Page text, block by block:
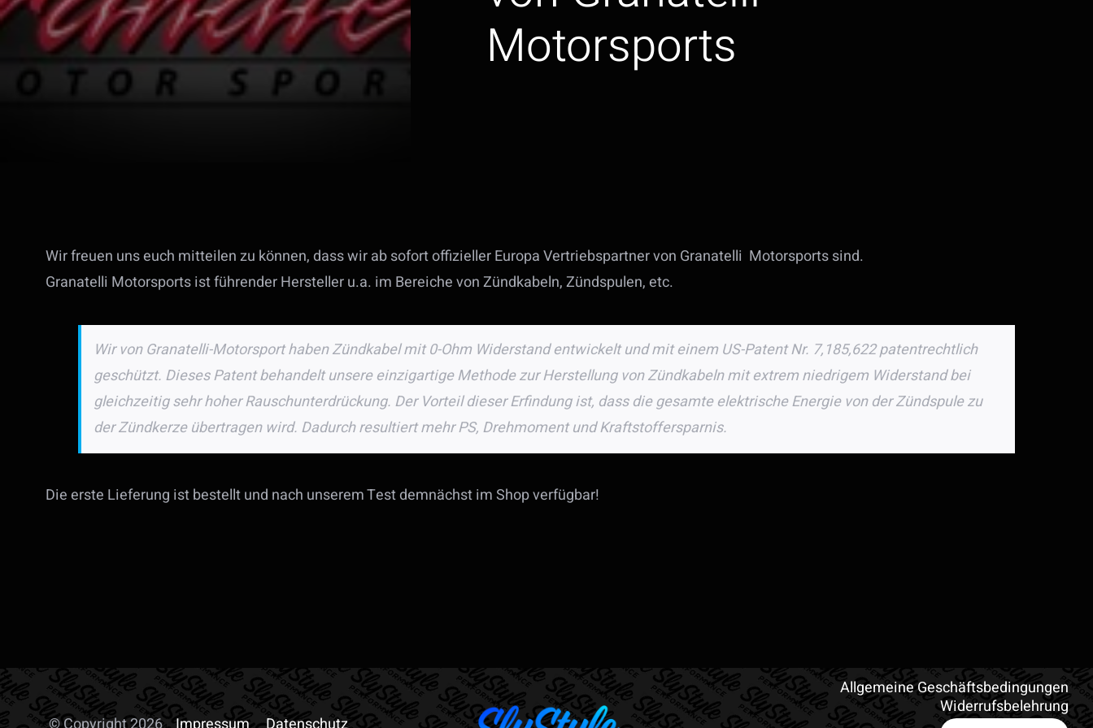
Motorsports
Wir freuen uns euch mitteilen zu können, dass wir ab sofort offizieller Europa Vertriebspartner von Granatelli Motorsports sind.
Granatelli Motorsports ist führender Hersteller u.a. im Bereiche von Zündkabeln, Zündspulen, etc.
Wir von Granatelli-Motorsport haben Zündkabel mit 0-Ohm Widerstand entwickelt und mit einem US-Patent Nr. 7,185,622 patentrechtlich
geschützt. Dieses Patent behandelt unsere einzigartige Methode zur Herstellung von Zündkabeln mit extrem niedrigem Widerstand bei
gleichzeitig sehr hoher Rauschunterdrückung. Der Vorteil dieser Erfindung ist, dass die gesamte elektrische Energie von der Zündspule zu
der Zündkerze übertragen wird. Dadurch resultiert mehr PS, Drehmoment und Kraftstoffersparnis.
Die erste Lieferung ist bestellt und nach unserem Test demnächst im Shop verfügbar!
Allgemeine Geschäftsbedingungen
Widerrufsbelehrung